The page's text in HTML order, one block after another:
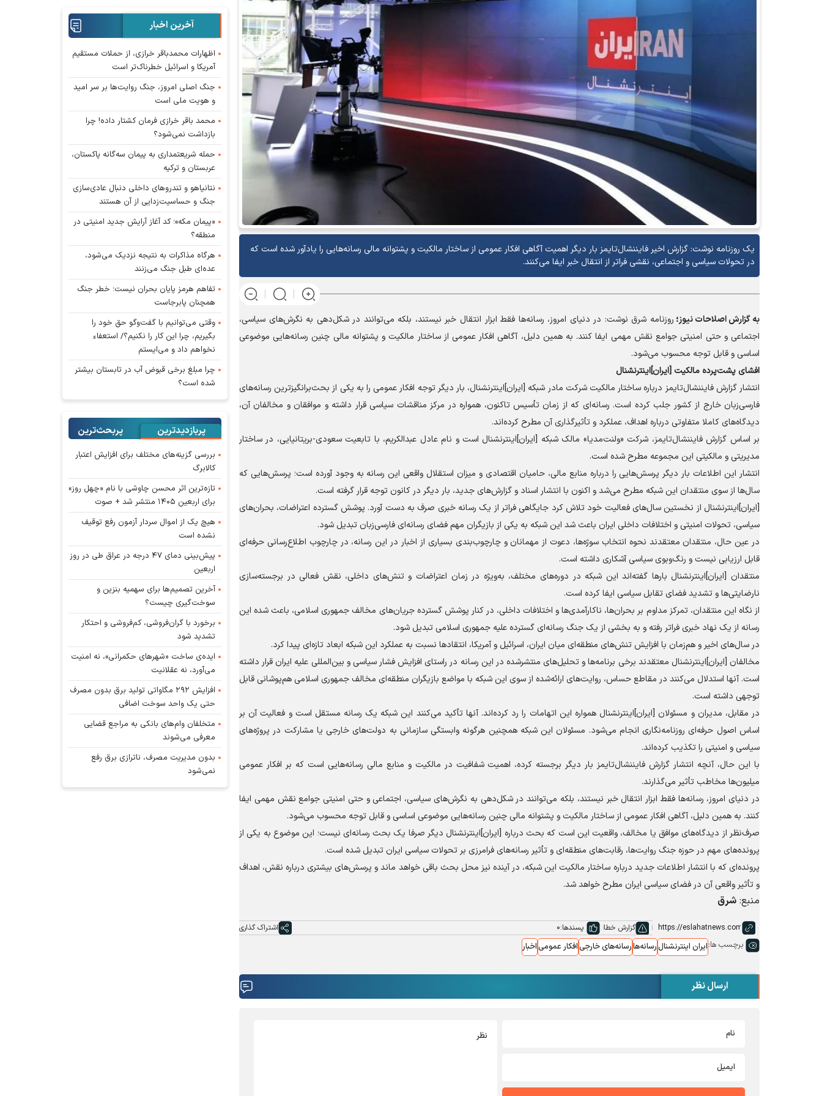
یک روزنامه نوشت: گزارش اخیر فایننشال‌تایمز بار دیگر اهمیت آگاهی افکار عمومی از ساختار مالکیت و پشتوانه مالی رسانه‌هایی را یادآور شده است که
در تحولات سیاسی و اجتماعی، نقشی فراتر از انتقال خبر ایفا می‌کنند.
به گزارشاصلاحات نیوز؛ روزنامه شرق نوشت: در دنیای امروز، رسانه‌ها فقط ابزار انتقال خبر نیستند، بلکه می‌توانند در شکل‌دهی به نگرش‌های سیاسی،
اجتماعی و حتی امنیتی جوامع نقش مهمی ایفا کنند. به همین دلیل، آگاهی افکار عمومی از ساختار مالکیت و پشتوانه مالی چنین رسانه‌هایی موضوعی
اساسی و قابل توجه محسوب می‌شود.
افشای پشت‌پرده مالکیت [ایران]اینترنشنال
انتشار گزارش فایننشال‌تایمز درباره ساختار مالکیت شرکت مادر شبکه [ایران]اینترنشنال، بار دیگر توجه افکار عمومی را به یکی از بحث‌برانگیزترین رسانه‌های
فارسی‌زبان خارج از کشور جلب کرده است. رسانه‌ای که از زمان تأسیس تاکنون، همواره در مرکز مناقشات سیاسی قرار داشته و موافقان و مخالفان آن،
دیدگاه‌های کاملا متفاوتی درباره اهداف، عملکرد و تأثیرگذاری آن مطرح کرده‌اند.
بر اساس گزارش فایننشال‌تایمز، شرکت «ولنت‌مدیا» مالک شبکه [ایران]اینترنشنال است و نام عادل عبد‌الکریم، با تابعیت سعودی-بریتانیایی، در ساختار
مدیریتی و مالکیتی این مجموعه مطرح شده است.
انتشار این اطلاعات بار دیگر پرسش‌هایی را درباره منابع مالی، حامیان اقتصادی و میزان استقلال واقعی این رسانه به وجود آورده است؛ پرسش‌هایی که
سال‌ها از سوی منتقدان این شبکه مطرح می‌شد و اکنون با انتشار اسناد و گزارش‌های جدید، بار دیگر در کانون توجه قرار گرفته است.
[ایران]اینترنشنال از نخستین سال‌های فعالیت خود تلاش کرد جایگاهی فراتر از یک رسانه خبری صرف به دست آورد. پوشش گسترده اعتراضات، بحران‌های
سیاسی، تحولات امنیتی و اختلافات داخلی ایران باعث شد این شبکه به یکی از بازیگران مهم فضای رسانه‌ای فارسی‌زبان تبدیل شود.
در عین حال، منتقدان معتقدند نحوه انتخاب سوژه‌ها، دعوت از مهمانان و چارچوب‌بندی بسیاری از اخبار در این رسانه، در چارچوب اطلاع‌رسانی حرفه‌ای
قابل ارزیابی نیست و رنگ‌وبوی سیاسی آشکاری داشته است.
منتقدان [ایران]اینترنشنال بار‌ها گفته‌اند این شبکه در دوره‌های مختلف، به‌ویژه در زمان اعتراضات و تنش‌های داخلی، نقش فعالی در برجسته‌سازی
نارضایتی‌ها و تشدید فضای تقابل سیاسی ایفا کرده است.
از نگاه این منتقدان، تمرکز مداوم بر بحران‌ها، ناکارآمدی‌ها و اختلافات داخلی، در کنار پوشش گسترده جریان‌های مخالف جمهوری اسلامی، باعث شده این
رسانه از یک نهاد خبری فراتر رفته و به بخشی از یک جنگ رسانه‌ای گسترده علیه جمهوری اسلامی تبدیل شود.
در سال‌های اخیر و هم‌زمان با افزایش تنش‌های منطقه‌ای میان ایران، اسرائیل و آمریکا، انتقاد‌ها نسبت به عملکرد این شبکه ابعاد تازه‌ای پیدا کرد.
مخالفان [ایران]اینترنشنال معتقدند برخی برنامه‌ها و تحلیل‌های منتشرشده در این رسانه در راستای افزایش فشار سیاسی و بین‌المللی علیه ایران قرار داشته
است. آنها استدلال می‌کنند در مقاطع حساس، روایت‌های ارائه‌شده از سوی این شبکه با مواضع بازیگران منطقه‌ای مخالف جمهوری اسلامی هم‌پوشانی قابل
توجهی داشته است.
در مقابل، مدیران و مسئولان [ایران]اینترنشنال همواره این اتهامات را رد کرده‌اند. آنها تأکید می‌کنند این شبکه یک رسانه مستقل است و فعالیت آن بر
اساس اصول حرفه‌ای روزنامه‌نگاری انجام می‌شود. مسئولان این شبکه همچنین هرگونه وابستگی سازمانی به دولت‌های خارجی یا مشارکت در پروژه‌های
سیاسی و امنیتی را تکذیب کرده‌اند.
با این حال، آنچه انتشار گزارش فایننشال‌تایمز بار دیگر برجسته کرده، اهمیت شفافیت در مالکیت و منابع مالی رسانه‌هایی است که بر افکار عمومی
میلیون‌ها مخاطب تأثیر می‌گذارند.
در دنیای امروز، رسانه‌ها فقط ابزار انتقال خبر نیستند، بلکه می‌توانند در شکل‌دهی به نگرش‌های سیاسی، اجتماعی و حتی امنیتی جوامع نقش مهمی ایفا
کنند. به همین دلیل، آگاهی افکار عمومی از ساختار مالکیت و پشتوانه مالی چنین رسانه‌هایی موضوعی اساسی و قابل توجه محسوب می‌شود.
صرف‌نظر از دیدگاه‌های موافق یا مخالف، واقعیت این است که بحث درباره [ایران]اینترنشنال دیگر صرفا یک بحث رسانه‌ای نیست؛ این موضوع به یکی از
پرونده‌های مهم در حوزه جنگ روایت‌ها، رقابت‌های منطقه‌ای و تأثیر رسانه‌های فرامرزی بر تحولات سیاسی ایران تبدیل شده است.
پرونده‌ای که با انتشار اطلاعات جدید درباره ساختار مالکیت این شبکه، در آینده نیز محل بحث باقی خواهد ماند و پرسش‌های بیشتری درباره نقش، اهداف
و تأثیر واقعی آن در فضای سیاسی ایران مطرح خواهد شد.
منبع: شرق
گزارش خطا پسندها:0 اشتراک گذاری
برچسب ها:ایران اینترنشنال رسانه‌هارسانه‌های خارجیافکار عمومیاخبار
ارسال نظر
آخرین اخبار
اظهارات محمدباقر خرازی، از حملات مستقیم
آمریکا و اسرائیل خطرناک‌تر است
جنگ اصلی امروز، جنگ روایت‌ها بر سر امید
و هویت ملی است
محمد باقر خرازی فرمان کشتار داده! چرا
بازداشت نمی‌شود؟
حمله شریعتمداری به پیمان سه‌گانه پاکستان،
عربستان و ترکیه
نتانیاهو و تندروهای داخلی دنبال عادی‌سازی
جنگ و حساسیت‌زدایی از آن هستند
«پیمان مکه»؛ کد آغاز آرایش جدید امنیتی در
منطقه؟
هرگاه مذاکرات به نتیجه نزدیک می‌شود،
عده‌ای طبل جنگ می‌زنند
تفاهم هرمز پایان بحران نیست؛ خطر جنگ
همچنان پابرجاست
وقتی می‌توانیم با گفت‌وگو حق خود را
بگیریم، چرا این کار را نکنیم؟/ استعفاء
نخواهم داد و می‌ایستم
چرا مبلغ برخی قبوض آب در تابستان بیشتر
شده است؟
پربازدیدترین پربحث‌ترین‌
بررسی گزینه‌های مختلف برای افزایش اعتبار
کالابرگ
تازه‌ترین اثر محسن چاوشی با نام «چهل روز»
برای اربعین ۱۴۰۵ منتشر شد + صوت
هیچ یک از اموال سردار آزمون رفع توقیف
نشده است
پیش‌بینی دمای ۴۷ درجه در عراق طی در روز
اربعین
آخرین تصمیم‌ها برای سهمیه بنزین و
سوخت‌گیری چیست؟
برخورد با گران‌فروشی، کم‌فروشی و احتکار
تشدید شود
ایده‌ی ساخت «شهرهای حکمرانی»، نه امنیت
می‌آورد، نه عقلانیت
افزایش ۲۹۲ مگاواتی تولید برق بدون مصرف
حتی یک واحد سوخت اضافی
متخلفان وام‌های بانکی به مراجع قضایی
معرفی می‌شوند
بدون مدیریت مصرف، ناترازی برق رفع
نمی‌شود